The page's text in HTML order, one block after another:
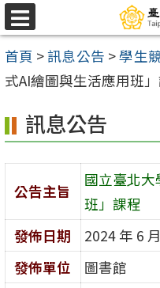
跳
至
主
要
容
區
選
單
首頁 >訊息公告 >學生
式AI繪圖與生活應用班
訊息公告
公告主旨
國立臺北大
班」課程
發佈日期
2024 年 6
發佈單位
圖書館